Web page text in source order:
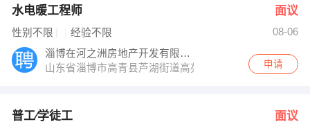
水电暖工程师 面议
性别不限 经验不限
08-06
淄博在河之洲房地产开发有限公司
山东省淄博市高青县芦湖街道高苑东路8号
申请
普工∕学徒工 面议